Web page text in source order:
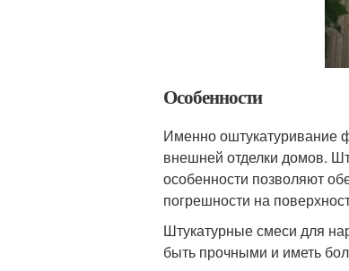
Особенности
Именно оштукатуривание
внешней отделки домов.
особенности позволяют
погрешности на
Штукатурные смеси для
быть прочными и иметь